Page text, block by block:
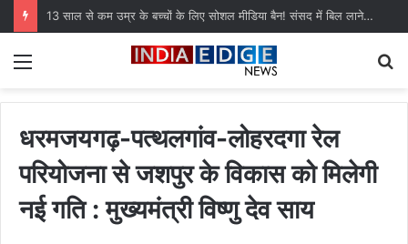
13 साल से कम उम्र के बच्चों के लिए सोशल मीडिया बैन! संसद में बिल लाने की तैयारी
Menu
धरमजयगढ़-पत्थलगांव-लोहरदगा रेल
परियोजना से जशपुर के विकास को मिलेगी
नई गति : मुख्यमंत्री विष्णु देव साय